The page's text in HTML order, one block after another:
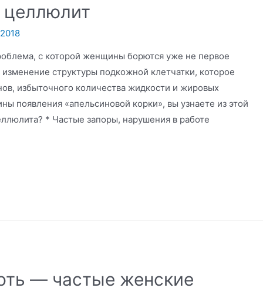
целлюлит
с которой женщины борются уже не первое
структуры подкожной клетчатки, которое
избыточного количества жидкости и жировых
появления «апельсиновой корки», вы узнаете из этой
* Частые запоры, нарушения в работе
— частые женские